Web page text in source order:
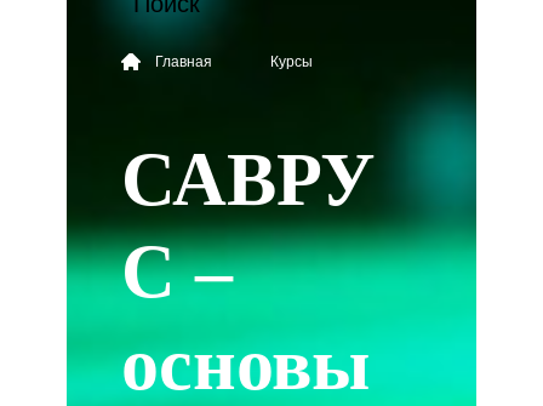
Главная Курсы
САВРУ
С –
основы